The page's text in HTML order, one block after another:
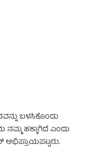
ಬಳಸಿಕೊಂಡು
ನಮ್ಮ ಹಕ್ಕಾಗಿದೆ ಎಂದು